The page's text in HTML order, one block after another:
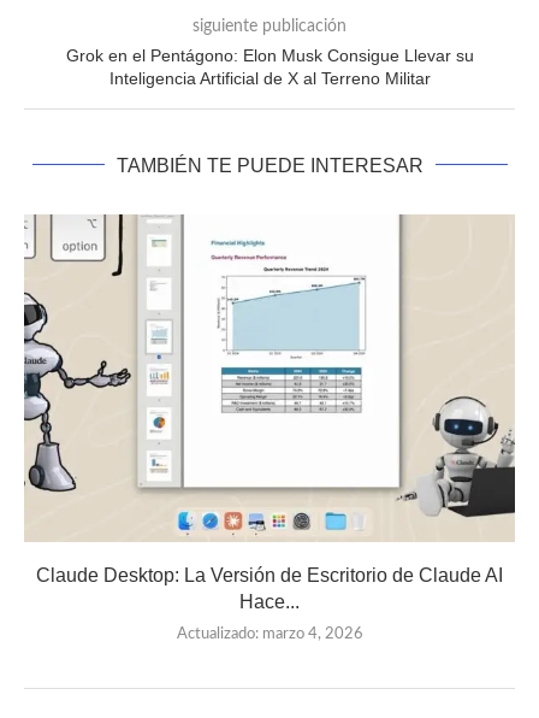
siguiente publicación
Grok en el Pentágono: Elon Musk Consigue Llevar su
Inteligencia Artificial de X al Terreno Militar
TAMBIÉN TE PUEDE INTERESAR
Claude Desktop: La Versión de Escritorio de Claude AI
Hace...
Actualizado:marzo 4, 2026